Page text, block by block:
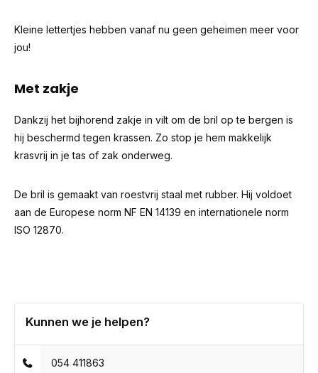
Kleine lettertjes hebben vanaf nu geen geheimen meer voor
jou!
Met zakje
Dankzij het bijhorend zakje in vilt om de bril op te bergen is
hij beschermd tegen krassen. Zo stop je hem makkelijk
krasvrij in je tas of zak onderweg.
De bril is gemaakt van roestvrij staal met rubber. Hij voldoet
aan de Europese norm NF EN 14139 en internationele norm
ISO 12870.
Kunnen we je helpen?
054 411863